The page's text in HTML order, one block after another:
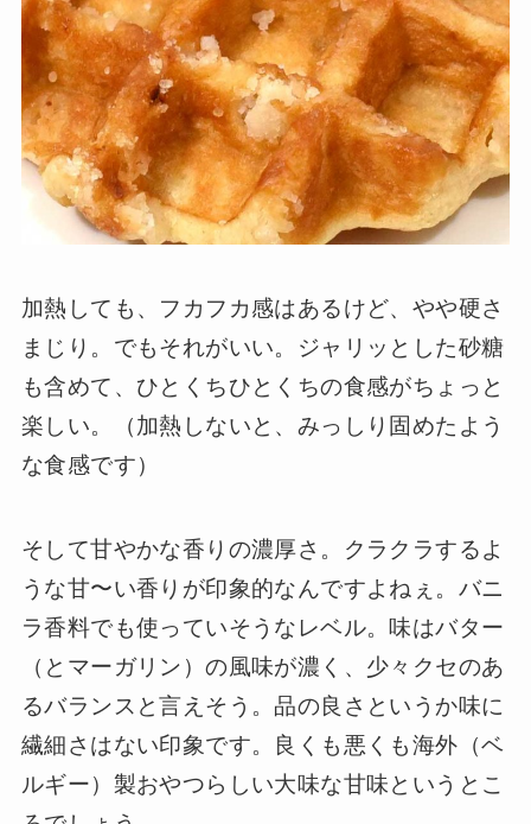
加熱しても、フカフカ感はあるけど、やや硬さ
まじり。でもそれがいい。ジャリッとした砂糖
も含めて、ひとくちひとくちの食感がちょっと
楽しい。（加熱しないと、みっしり固めたよう
な食感です）
そして甘やかな香りの濃厚さ。クラクラするよ
うな甘〜い香りが印象的なんですよねぇ。バニ
ラ香料でも使っていそうなレベル。味はバター
（とマーガリン）の風味が濃く、少々クセのあ
るバランスと言えそう。品の良さというか味に
繊細さはない印象です。良くも悪くも海外（ベ
ルギー）製おやつらしい大味な甘味というとこ